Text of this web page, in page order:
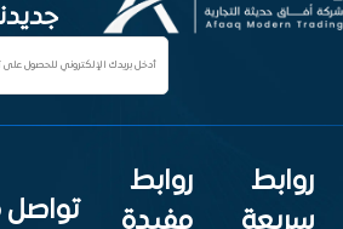
روابط
روابط
تواصل